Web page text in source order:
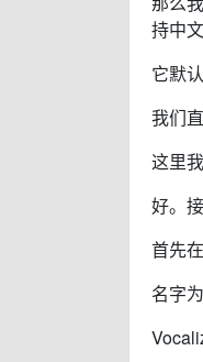
持中
它默
我们
这里
好。
首先
名字为